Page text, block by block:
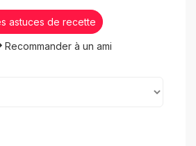
astuces de recette
Recommander à un ami